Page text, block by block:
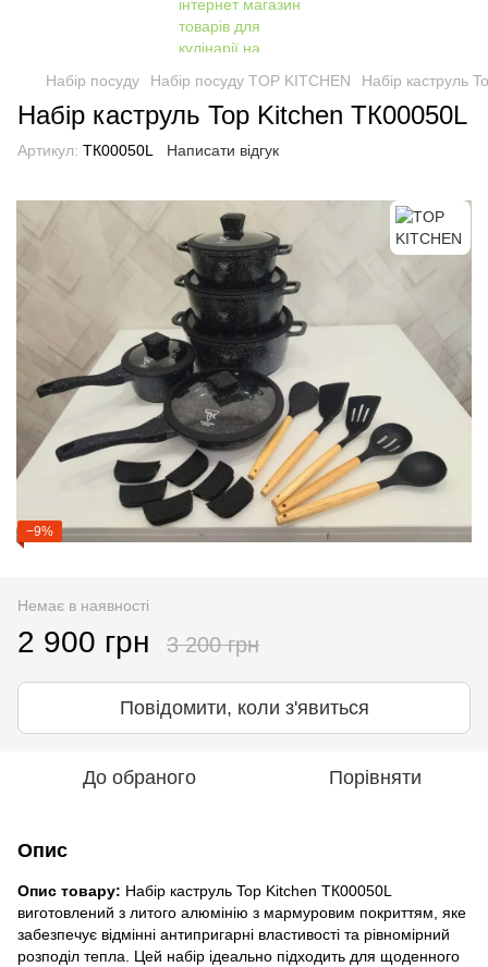
Набір посуду Набір посуду TOP KITCHEN Набір каструль
Набір каструль Top Kitchen ТК00050L
Артикул: ТК00050L Написати відгук
−9%
Немає в наявності
2 900 грн 3 200 грн
Повідомити, коли з'явиться
До обраного Порівняти
Опис
Опис товару: Набір каструль Top Kitchen ТК00050L
виготовлений з литого алюмінію з мармуровим покриттям, яке
забезпечує відмінні антипригарні властивості та рівномірний
розподіл тепла. Цей набір ідеально підходить для щоденного